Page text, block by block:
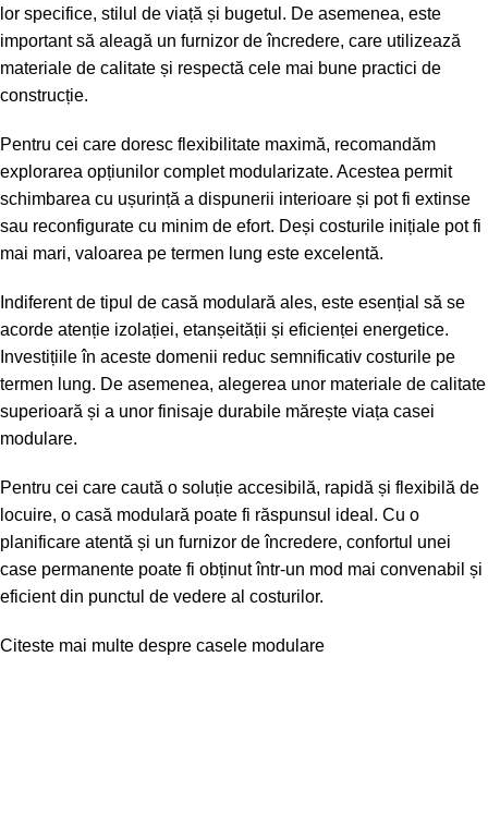
lor specifice, stilul de viață și bugetul. De asemenea, este
important să aleagă un furnizor de încredere, care utilizează
materiale de calitate și respectă cele mai bune practici de
construcție.
Pentru cei care doresc flexibilitate maximă, recomandăm
explorarea opțiunilor complet modularizate. Acestea permit
schimbarea cu ușurință a dispunerii interioare și pot fi extinse
sau reconfigurate cu minim de efort. Deși costurile inițiale pot fi
mai mari, valoarea pe termen lung este excelentă.
Indiferent de tipul de casă modulară ales, este esențial să se
acorde atenție izolației, etanșeității și eficienței energetice.
Investițiile în aceste domenii reduc semnificativ costurile pe
termen lung. De asemenea, alegerea unor materiale de calitate
superioară și a unor finisaje durabile mărește viața casei
modulare.
Pentru cei care caută o soluție accesibilă, rapidă și flexibilă de
locuire, o casă modulară poate fi răspunsul ideal. Cu o
planificare atentă și un furnizor de încredere, confortul unei
case permanente poate fi obținut într-un mod mai convenabil și
eficient din punctul de vedere al costurilor.
Citeste mai multe despre casele modulare